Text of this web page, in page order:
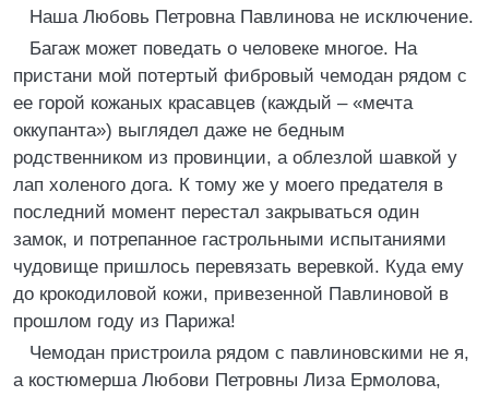
Наша Любовь Петровна Павлинова не исключение.
Багаж может поведать о человеке многое. На
пристани мой потертый фибровый чемодан рядом с
ее горой кожаных красавцев (каждый – «мечта
оккупанта») выглядел даже не бедным
родственником из провинции, а облезлой шавкой у
лап холеного дога. К тому же у моего предателя в
последний момент перестал закрываться один
замок, и потрепанное гастрольными испытаниями
чудовище пришлось перевязать веревкой. Куда ему
до крокодиловой кожи, привезенной Павлиновой в
прошлом году из Парижа!
Чемодан пристроила рядом с павлиновскими не я,
а костюмерша Любови Петровны Лиза Ермолова,